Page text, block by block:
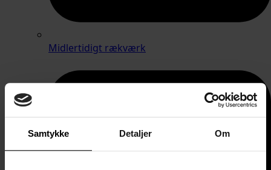
Samtykke Detaljer Om
Midlertidigt rækværk